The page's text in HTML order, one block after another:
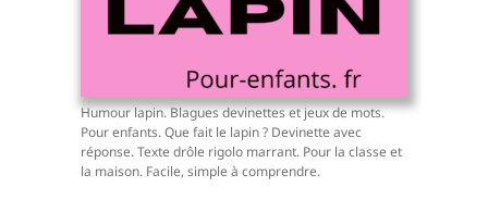
Humour lapin. Blagues devinettes et jeux de mots.
Pour enfants. Que fait le lapin ? Devinette avec
réponse. Texte drôle rigolo marrant. Pour la classe et
la maison. Facile, simple à comprendre.